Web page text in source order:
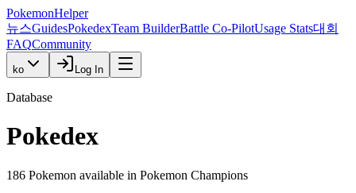
PokemonHelper
뉴스GuidesPokedexTeam BuilderBattle Co-PilotUsage Stats대회
FAQCommunity
ko Log In
Database
Pokedex
186 Pokemon available in Pokemon Champions